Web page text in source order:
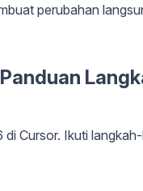
perubahan
Cursor. Ikuti